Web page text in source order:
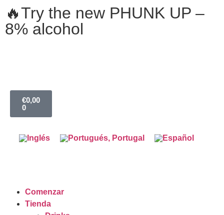
🔥Try the new PHUNK UP –
8% alcohol
€0,00
0
Comenzar
Tienda